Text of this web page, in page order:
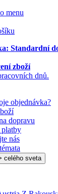
menu
Standardní
zboží
dnů.
objednávka?
dopravu
nás